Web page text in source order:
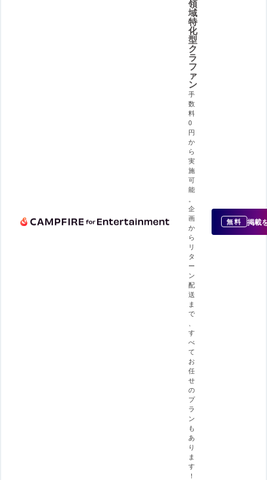
領
域
特
化
型
ク
ラ
フ
ァ
ン
手
数
料
0
円
か
ら
実
施
可
能
企
画
か
ら
リ
タ
ー
ン
配
送
ま
で
す
べ
て
お
任
せ
の
プ
ラ
ン
も
あ
り
ま
す
！
無料 掲載